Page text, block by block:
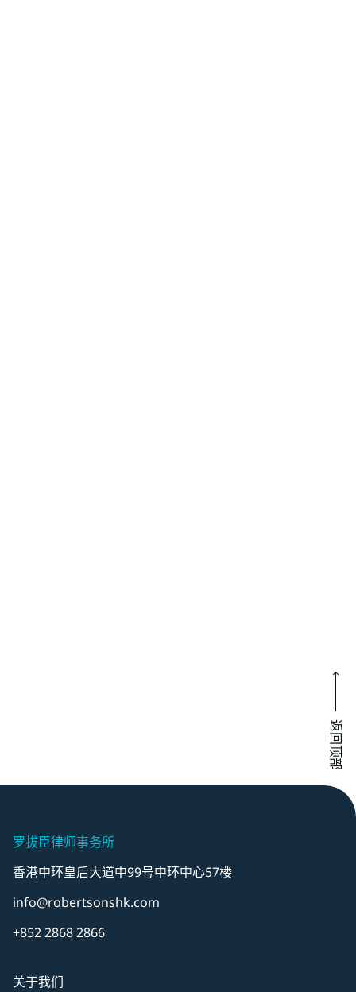
返回顶部
关于我们
罗拔臣律师事务所
香港中环皇后大道中99号中环中心57楼
info@robertsonshk.com
+852 2868 2866